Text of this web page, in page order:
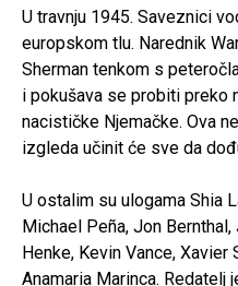
U travnju 1945. Saveznici
europskom tlu. Narednik
Sherman tenkom s
i pokušava se probiti preko
nacističke Njemačke. Ova
izgleda učinit će sve da
U ostalim su ulogama Shia
Michael Peña, Jon
Henke, Kevin Vance, Xavier
Anamaria Marinca. Redatelj